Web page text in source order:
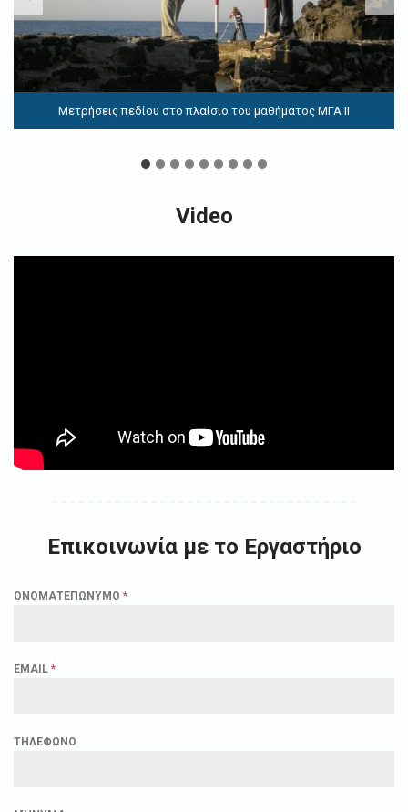
Μετρήσεις για την αποκατάσταση του Κουβουκλίου του Παναγίου
Τάφου
Video
Επικοινωνία με το Εργαστήριο
ΟΝΟΜΑΤΕΠΩΝΥΜΟ *
EMAIL *
ΤΗΛΕΦΩΝΟ